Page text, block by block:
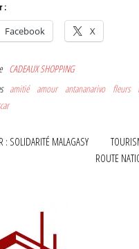
:
Facebook X
CADEAUX SHOPPING
amitié amour antananarivo fleurs
: SOLIDARITÉ MALAGASY
ROUTE